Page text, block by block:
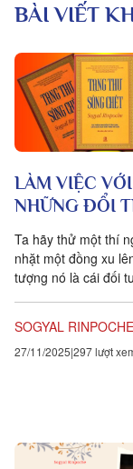
BÀI VIẾT
LÀM VIỆC VỚI
NHỮNG ĐỔI
Ta hãy thử một thí
nhặt một đồng xu
tượng nó là cái đối
SOGYAL RINPOCHE
27/11/2025 297 lượt